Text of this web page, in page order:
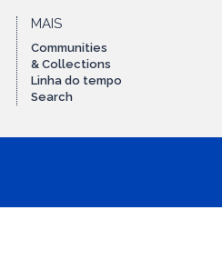
MAIS
Communities
& Collections
Linha do tempo
Search